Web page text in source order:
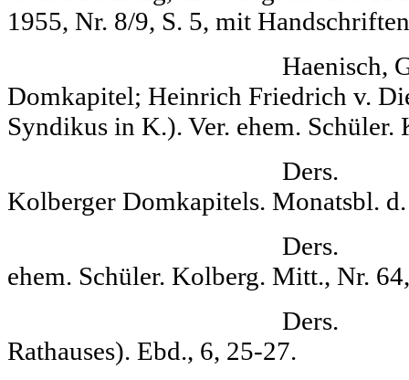
1955, Nr. 8/9, S. 5, mit
Haenisch,
Domkapitel; Heinrich Friedrich v.
Syndikus in K.). Ver. ehem.
Ders. Die
Kolberger Dom­kapitels. Monatsbl.
Ders. Aus d.
ehem. Schüler. Kolberg. Mitt., Nr.
Ders. Vor
Rathauses). Ebd., 6, 25-27.